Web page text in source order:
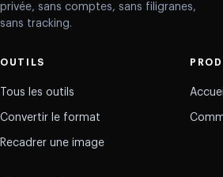
privée, sans comptes, sans filigranes,
sans tracking.
OUTILS
Tous les outils
Convertir le format
Recadrer une image
Accueil